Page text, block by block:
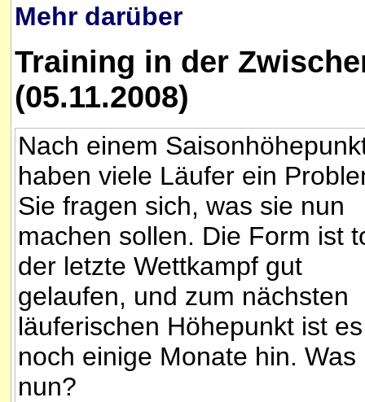
Mehr darüber
Training in der
(05.11.2008)
Nach einem
haben viele Läufer ein
Sie fragen sich, was sie nun
machen sollen. Die Form ist
der letzte Wettkampf gut
gelaufen, und zum nächsten
läuferischen Höhepunkt ist es
noch einige Monate hin. Was
nun?